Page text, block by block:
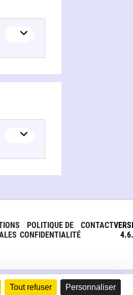
Tout refuser Personnaliser
POLITIQUE DE
CONFIDENTIALITÉ
CONTACT